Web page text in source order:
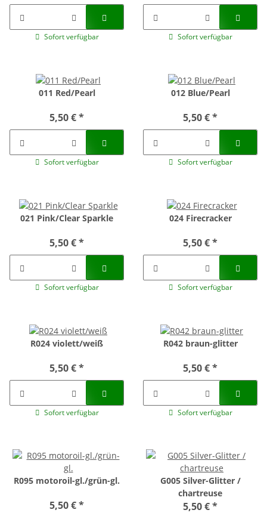
Sofort verfügbar Sofort verfügbar
011 Red/Pearl
5,50 €*
Sofort verfügbar
012 Blue/Pearl
5,50 €*
Sofort verfügbar
021 Pink/Clear Sparkle
5,50 €*
Sofort verfügbar
024 Firecracker
5,50 €*
Sofort verfügbar
R024 violett/weiß
5,50 €*
Sofort verfügbar
R042 braun-glitter
5,50 €*
Sofort verfügbar
R095 motoroil-gl./grün-gl.
5,50 €*
G005 Silver-Glitter /
chartreuse
5,50 €*